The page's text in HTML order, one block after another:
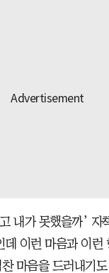
내가 못했을까’ 자
데 이런 마음과 이런
마음을 드러내기